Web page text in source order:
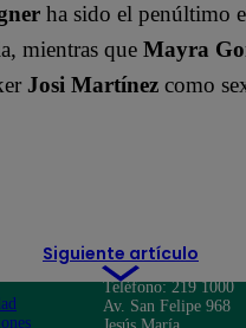
ha sido el penúltimo
mientras que Mayra
Josi Martínez como
Siguiente artículo
Teléfono: 219 1000
Av. San Felipe 968